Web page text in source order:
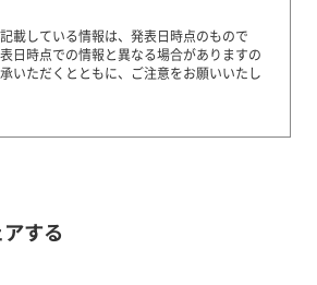
載している情報は、発表日時点のもので
日時点での情報と異なる場合がありますの
いただくとともに、ご注意をお願いいたし
する